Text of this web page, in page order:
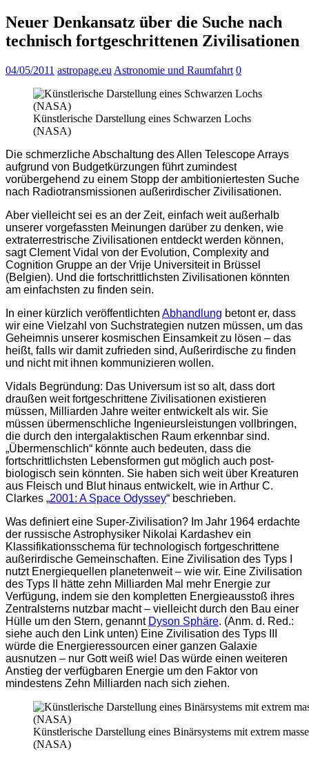
Neuer Denkansatz über die Suche nach
technisch fortgeschrittenen Zivilisationen
04/05/2011 astropage.eu Astronomie und Raumfahrt 0
Künstlerische Darstellung eines Schwarzen Lochs
(NASA)
Die schmerzliche Abschaltung des Allen Telescope Arrays
aufgrund von Budgetkürzungen führt zumindest
vorübergehend zu einem Stopp der ambitioniertesten Suche
nach Radiotransmissionen außerirdischer Zivilisationen.
Aber vielleicht sei es an der Zeit, einfach weit außerhalb
unserer vorgefassten Meinungen darüber zu denken, wie
extraterrestrische Zivilisationen entdeckt werden können,
sagt Clement Vidal von der Evolution, Complexity and
Cognition Gruppe an der Vrije Universiteit in Brüssel
(Belgien). Und die fortschrittlichsten Zivilisationen könnten
am einfachsten zu finden sein.
In einer kürzlich veröffentlichten Abhandlung betont er, dass
wir eine Vielzahl von Suchstrategien nutzen müssen, um das
Geheimnis unserer kosmischen Einsamkeit zu lösen – das
heißt, falls wir damit zufrieden sind, Außerirdische zu finden
und nicht mit ihnen kommunizieren wollen.
Vidals Begründung: Das Universum ist so alt, dass dort
draußen weit fortgeschrittene Zivilisationen existieren
müssen, Milliarden Jahre weiter entwickelt als wir. Sie
müssen übermenschliche Ingenieursleistungen vollbringen,
die durch den intergalaktischen Raum erkennbar sind.
„Übermenschlich“ könnte auch bedeuten, dass die
fortschrittlichsten Lebensformen gut möglich auch post-
biologisch sein könnten. Sie haben sich weit über Kreaturen
aus Fleisch und Blut hinaus entwickelt, wie in Arthur C.
Clarkes „2001: A Space Odyssey“ beschrieben.
Was definiert eine Super-Zivilisation? Im Jahr 1964 erdachte
der russische Astrophysiker Nikolai Kardashev ein
Klassifikationsschema für technologisch fortgeschrittene
außerirdische Gemeinschaften. Eine Zivilisation des Typs I
nutzt Energiequellen planetenweit – wie wir. Eine Zivilisation
des Typs II hätte zehn Milliarden Mal mehr Energie zur
Verfügung, indem sie den kompletten Energieausstoß ihres
Zentralsterns nutzbar macht – vielleicht durch den Bau einer
Hülle um den Stern, genannt Dyson Sphäre. (Anm. d. Red.:
siehe auch den Link unten) Eine Zivilisation des Typs III
würde die Energieressourcen einer ganzen Galaxie
ausnutzen – nur Gott weiß wie! Das würde einen weiteren
Anstieg der verfügbaren Energie um den Faktor von
mindestens Zehn Milliarden nach sich ziehen.
Künstlerische Darstellung eines Binärsystems mit extrem
(NASA)